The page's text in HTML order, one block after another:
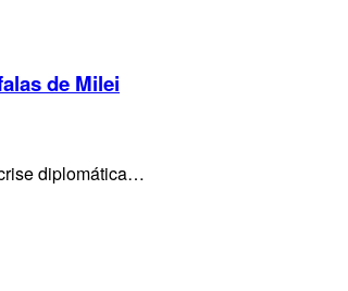
de Milei
diplomática…